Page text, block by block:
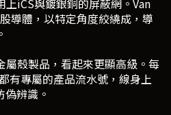
iCS與鍍銀銅的屏蔽網。Van
導體，以特定角度絞繞成，導
屬殼製品，看起來更顯高級。每
有專屬的產品流水號，線身上
辨識。